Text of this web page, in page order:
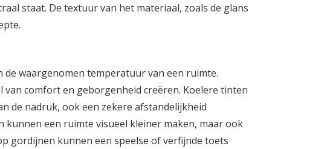
staat. De textuur van het materiaal, zoals de glans
waargenomen temperatuur van een ruimte.
comfort en geborgenheid creëren. Koelere tinten
de nadruk, ook een zekere afstandelijkheid
een ruimte visueel kleiner maken, maar ook
gordijnen kunnen een speelse of verfijnde toets